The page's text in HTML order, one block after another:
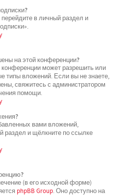
в личный раздел и
на этой конференции?
может разрешить или
типы вложений. Если вы не знаете,
свяжитесь с администратором
помощи.
вами вложений,
раздел и щёлкните по ссылке
(в его исходной форме)
phpBB Group. Оно доступно на